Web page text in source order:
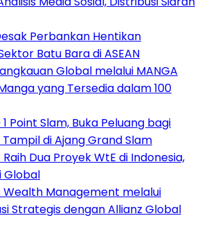
Perbankan Hentikan
Batu Bara di ASEAN
Global melalui MANGA
yang Tersedia dalam 100
Point Slam, Buka Peluang bagi
di Ajang Grand Slam
Raih Dua Proyek WtE di Indonesia,
Global
Wealth Management melalui
Strategis dengan Allianz Global